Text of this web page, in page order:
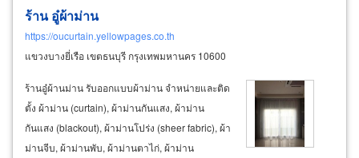
ร้าน อู๋ผ้าม่าน
https://oucurtain.yellowpages.co.th
แขวงบางยี่เรือ เขตธนบุรี กรุงเทพมหานคร 10600
ร้านอู๋ผ้านม่าน รับออกแบบผ้าม่าน จำหน่ายและติด
ตั้ง ผ้าม่าน (curtain), ผ้าม่านกันแสง, ผ้าม่าน
กันแสง (blackout), ผ้าม่านโปร่ง (sheer fabric), ผ้า
ม่านจีบ, ผ้าม่านพับ, ผ้าม่านตาไก่, ผ้าม่าน